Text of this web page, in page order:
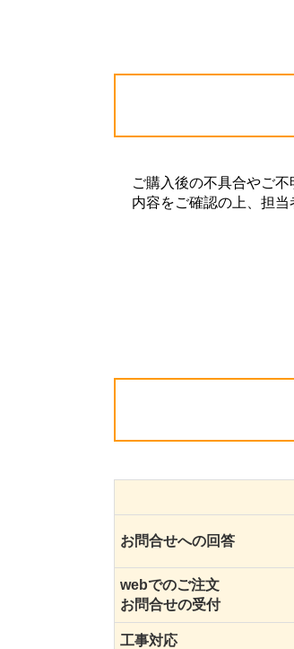
ご購入後の不具合やご
内容をご確認の上、担当
お問合せへの回答
webでのご注文
お問合せの受付
工事対応